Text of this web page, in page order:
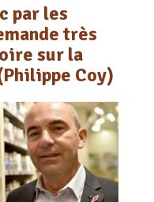
par les
très
sur la
Coy)